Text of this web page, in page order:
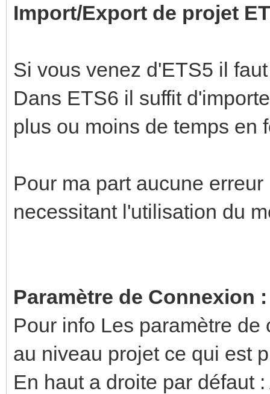
Import/Export de projet
Si vous venez d'ETS5 il
Dans ETS6 il suffit
plus ou moins de temps en
Pour ma part aucune
necessitant l'utilisation du
Paramètre de Connexion :
Pour info Les paramètre
au niveau projet ce qui est
En haut a droite par défaut